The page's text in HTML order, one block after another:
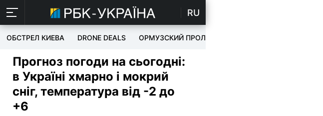
RU
ОБСТРЕЛ КИЕВА DRONE DEALS ОРМУЗСКИЙ ПРОЛИВ
Прогноз погоди на сьогодні:
в Україні хмарно і мокрий
сніг, температура від -2 до
+6